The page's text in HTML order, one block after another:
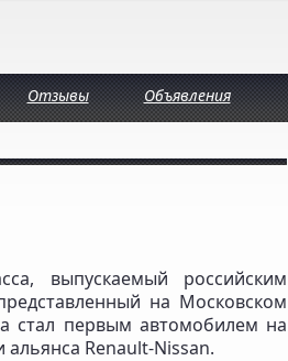
Отзывы Объявления
выпускаемый российским
на Московском
стал первым автомобилем на
Renault-Nissan.